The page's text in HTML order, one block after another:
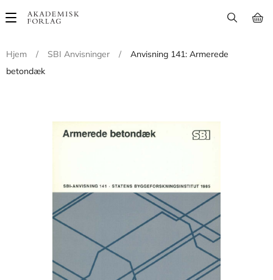
Main
Hjem
/ SBI Anvisninger /
Anvisning 141: Armerede
betondæk